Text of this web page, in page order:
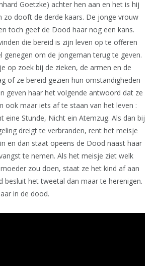
Goetzke) achter hen aan en het is hij
zo dooft de derde kaars. De jonge vrouw
toch geef de Dood haar nog een kans.
die bereid is zijn leven op te offeren
genegen om de jongeman terug te geven.
op zoek bij de zieken, de armen en de
of ze bereid gezien hun omstandigheden
geven haar het volgende antwoord dat ze
ook maar iets af te staan van het leven :
eine Stunde, Nicht ein Atemzug. Als dan bij
dreigt te verbranden, rent het meisje
en dan staat opeens de Dood naast haar
te nemen. Als het meisje ziet welk
zou doen, staat ze het kind af aan
besluit het tweetal dan maar te herenigen.
in de dood.